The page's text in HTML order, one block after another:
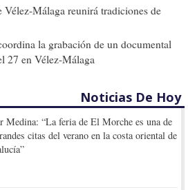
Málaga reunirá tradiciones de
la grabación de un documental
27 en Vélez-Málaga
Noticias De Hoy
Medina: “La feria de El Morche es una de
citas del verano en la costa oriental de